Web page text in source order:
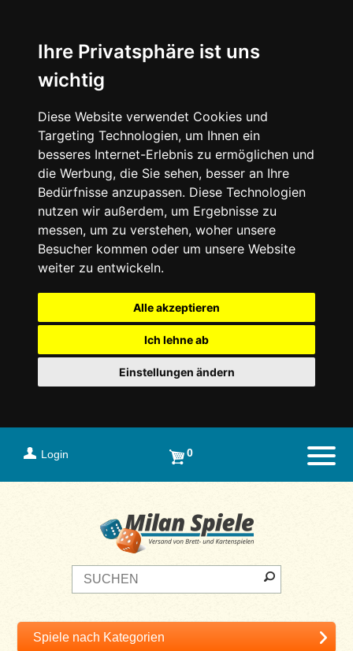
Ihre Privatsphäre ist uns
wichtig
Diese Website verwendet Cookies und
Targeting Technologien, um Ihnen ein
besseres Internet-Erlebnis zu ermöglichen und
die Werbung, die Sie sehen, besser an Ihre
Bedürfnisse anzupassen. Diese Technologien
nutzen wir außerdem, um Ergebnisse zu
messen, um zu verstehen, woher unsere
Besucher kommen oder um unsere Website
weiter zu entwickeln.
Alle akzeptieren
Ich lehne ab
Einstellungen ändern
Login 0